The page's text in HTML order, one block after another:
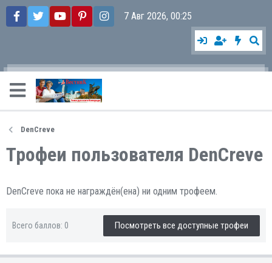
7 Авг 2026, 00:25
DenCreve
Трофеи пользователя DenCreve
DenCreve пока не награждён(ена) ни одним трофеем.
Всего баллов: 0 Посмотреть все доступные трофеи